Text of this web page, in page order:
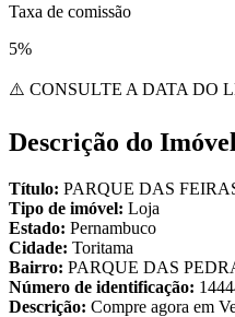
Taxa de comissão
5%
⚠️ CONSULTE A DATA DO
Descrição do Imóvel
Título: PARQUE DAS
Tipo de imóvel: Loja
Estado: Pernambuco
Cidade: Toritama
Bairro: PARQUE DAS
Número de identificação:
Descrição: Compre agora em